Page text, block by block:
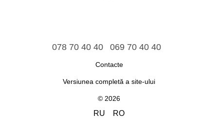
078 70 40 40 069 70 40 40
Contacte
Versiunea completă a site-ului
© 2026
RU RO